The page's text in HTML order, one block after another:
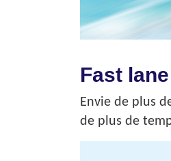
Fast lane
Envie de plus
de plus de